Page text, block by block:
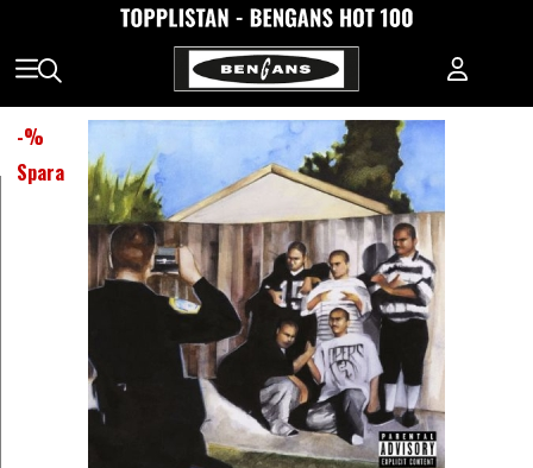
-%
Spara